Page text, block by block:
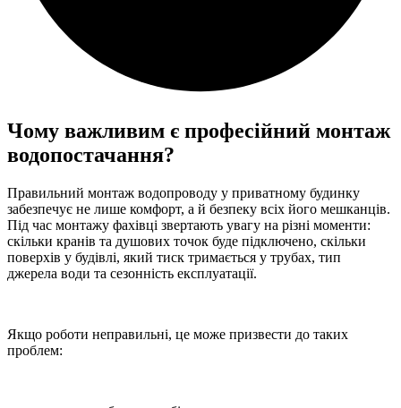
Чому важливим є професійний монтаж
водопостачання?
Правильний монтаж водопроводу у приватному будинку
забезпечує не лише комфорт, а й безпеку всіх його мешканців.
Під час монтажу фахівці звертають увагу на різні моменти:
скільки кранів та душових точок буде підключено, скільки
поверхів у будівлі, який тиск тримається у трубах, тип
джерела води та сезонність експлуатації.
Якщо роботи неправильні, це може призвести до таких
проблем: